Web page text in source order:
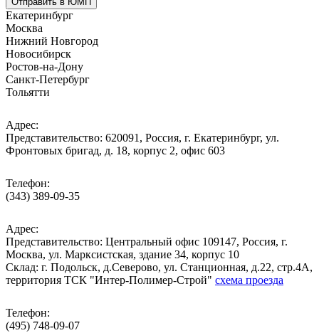
Екатеринбург
Москва
Нижний Новгород
Новосибирск
Ростов-на-Дону
Санкт-Петербург
Тольятти
Адрес:
Представительство: 620091, Россия, г. Екатеринбург, ул.
Фронтовых бригад, д. 18, корпус 2, офис 603
Телефон:
(343) 389-09-35
Адрес:
Представительство: Центральный офис 109147, Россия, г.
Москва, ул. Марксистская, здание 34, корпус 10
Cклад: г. Подольск, д.Северово, ул. Станционная, д.22, стр.4А,
территория ТСК "Интер-Полимер-Строй" схема проезда
Телефон:
(495) 748-09-07